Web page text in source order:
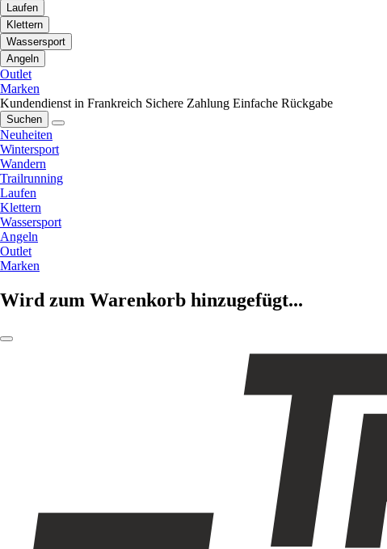
Laufen
Klettern
Wassersport
Angeln
Outlet
Marken
Kundendienst in Frankreich Sichere Zahlung Einfache Rückgabe
Suchen
Neuheiten
Wintersport
Wandern
Trailrunning
Laufen
Klettern
Wassersport
Angeln
Outlet
Marken
Wird zum Warenkorb hinzugefügt...